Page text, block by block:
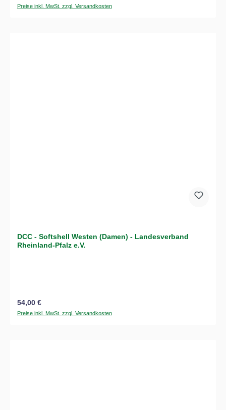
Preise inkl. MwSt. zzgl. Versandkosten
DCC - Softshell Westen (Damen) - Landesverband
Rheinland-Pfalz e.V.
Regulärer Preis:
54,00 €
Preise inkl. MwSt. zzgl. Versandkosten